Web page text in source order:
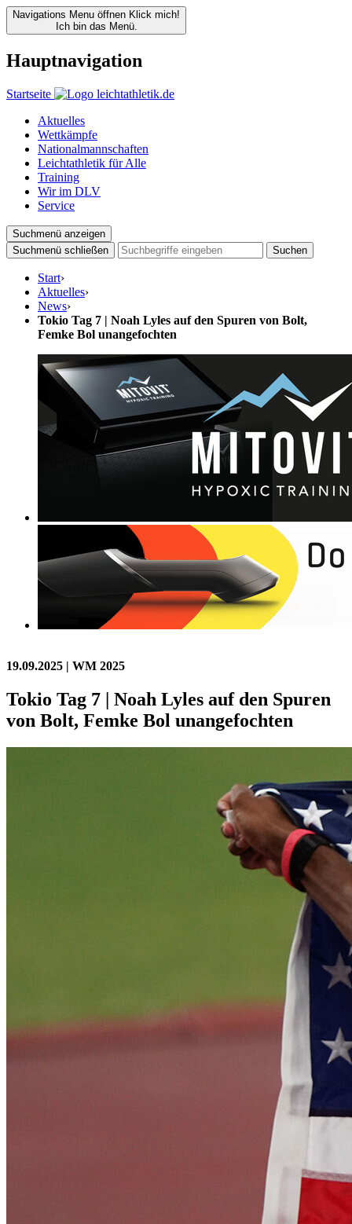
Navigations Menu öffnen Klick mich!
Ich bin das Menü.
Hauptnavigation
Startseite
Aktuelles
Wettkämpfe
Nationalmannschaften
Leichtathletik für Alle
Training
Wir im DLV
Service
Suchmenü anzeigen
Suchmenü schließen
Suchen
Start›
Aktuelles›
News›
Tokio Tag 7 | Noah Lyles auf den Spuren von Bolt,
Femke Bol unangefochten
19.09.2025 | WM 2025
Tokio Tag 7 | Noah Lyles auf den Spuren
von Bolt, Femke Bol unangefochten